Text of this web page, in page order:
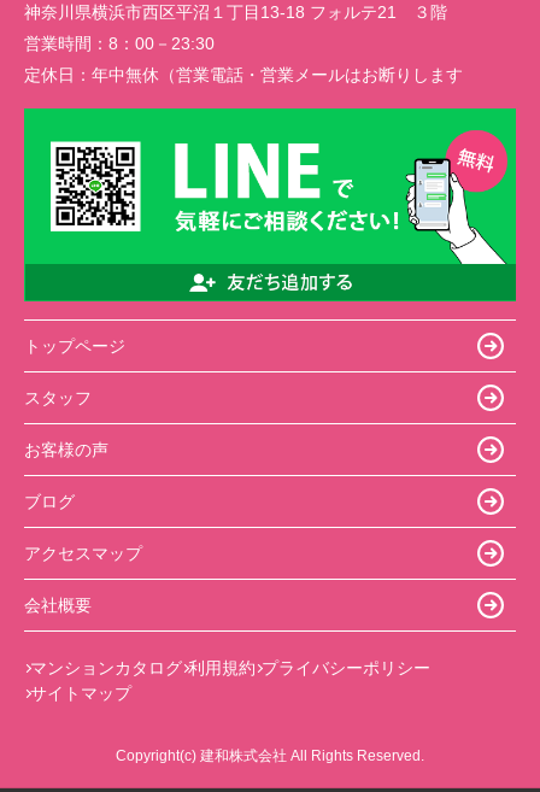
神奈川県横浜市西区平沼１丁目13-18 フォルテ21 ３階
営業時間： 8：00－23:30
定休日： 年中無休（営業電話・営業メールはお断りします
トップページ
スタッフ
お客様の声
ブログ
アクセスマップ
会社概要
マンションカタログ 利用規約 プライバシーポリシー
サイトマップ
Copyright(c) 建和株式会社 All Rights Reserved.